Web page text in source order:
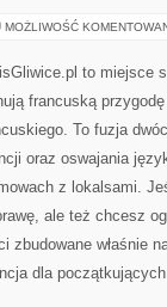
MOŻLIWOŚĆ
to miejsce
francuską
To fuzja
oraz oswajania
z lokalsami.
ale też chcesz
zbudowane właśnie
dla